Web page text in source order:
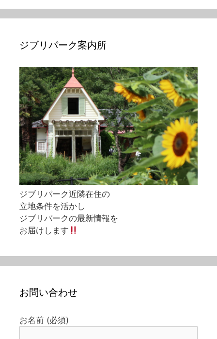
ジブリパーク案内所
ジブリパーク近隣在住の
立地条件を活かし
ジブリパークの最新情報を
お届けします
お問い合わせ
お名前 (必須)